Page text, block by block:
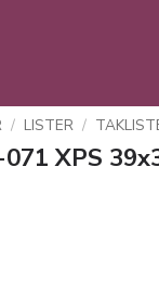
/ LISTER /
XPS